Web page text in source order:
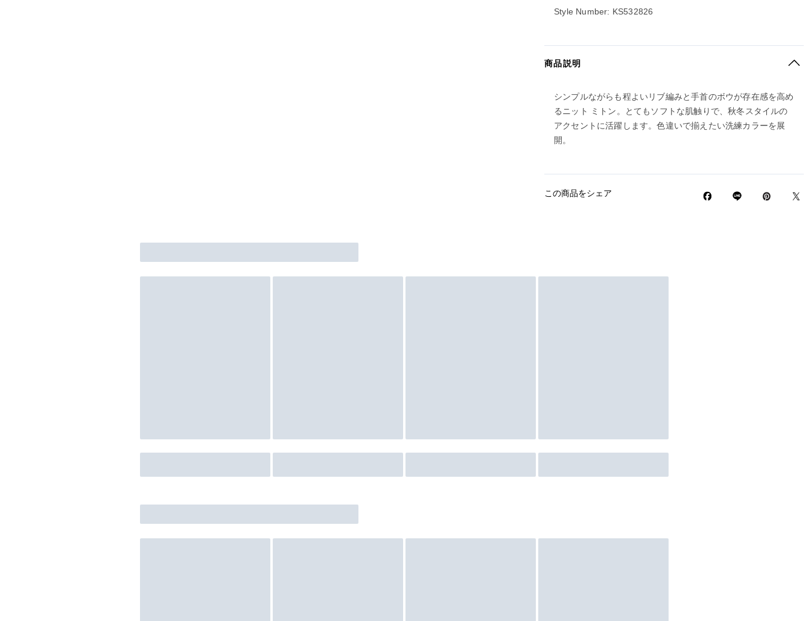
Style Number: KS532826
商品説明
シンプルながらも程よいリブ編みと手首のボウが存在感を高め
るニット ミトン。とてもソフトな肌触りで、秋冬スタイルの
アクセントに活躍します。色違いで揃えたい洗練カラーを展
開。
この商品をシェア